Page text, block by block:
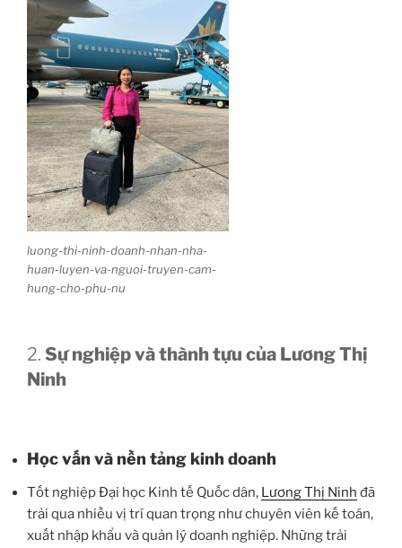
luong-thi-ninh-doanh-nhan-nha-
huan-luyen-va-nguoi-truyen-cam-
hung-cho-phu-nu
2. Sự nghiệp và thành tựu của Lương Thị
Ninh
Học vấn và nền tảng kinh doanh
Tốt nghiệp Đại học Kinh tế Quốc dân, Lương Thị Ninh đã
trải qua nhiều vị trí quan trọng như chuyên viên kế toán,
xuất nhập khẩu và quản lý doanh nghiệp. Những trải